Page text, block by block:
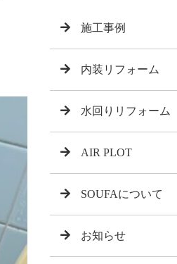
施工事例
内装リフォーム
水回りリフォーム
AIR PLOT
SOUFAについて
お知らせ